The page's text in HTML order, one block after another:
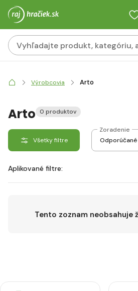
Výrobcovia Arto
Arto 0 produktov
Všetky filtre
Zoradenie
Aplikované filtre:
Tento zoznam neobsahuje